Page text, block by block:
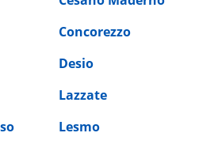
Concorezzo
Desio
Lazzate
Lesmo